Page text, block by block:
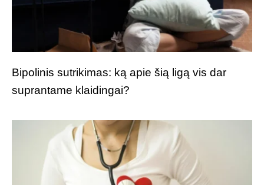
Bipolinis sutrikimas: ką apie šią ligą vis dar
suprantame klaidingai?